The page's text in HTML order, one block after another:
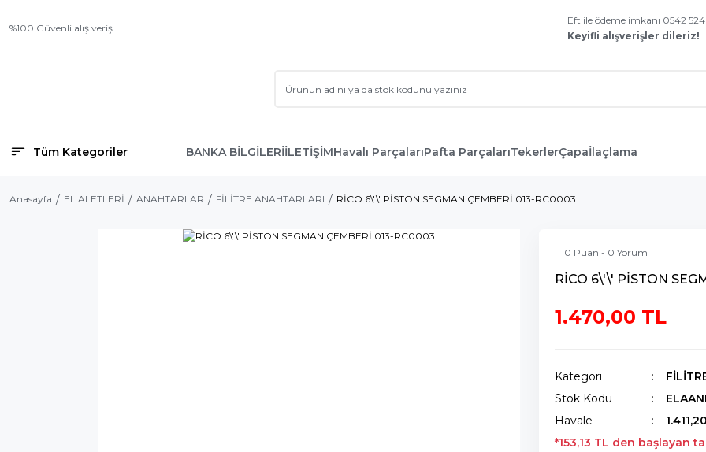
%100 Güvenli alış veriş
Eft ile ödeme imkanı 0542
Keyifli alışverişler dileriz!
Tüm Kategoriler BANKA BİLGİLERİİLETİŞİMHavalı ParçalarıPafta ParçalarıTekerlerÇapaİlaçlama
Anasayfa EL ALETLERİ ANAHTARLAR FİLİTRE ANAHTARLARI RİCO 6\'\' PİSTON SEGMAN ÇEMBERİ 013-RC0003
0 Puan - 0 Yorum
RİCO 6\'\' PİSTON
1.470,00 TL
Kategori
Stok Kodu
Havale
*153,13 TL den başlayan